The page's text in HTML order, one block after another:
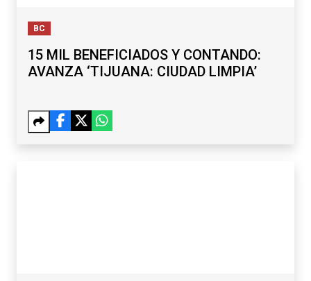
BC
15 MIL BENEFICIADOS Y CONTANDO:
AVANZA ‘TIJUANA: CIUDAD LIMPIA’